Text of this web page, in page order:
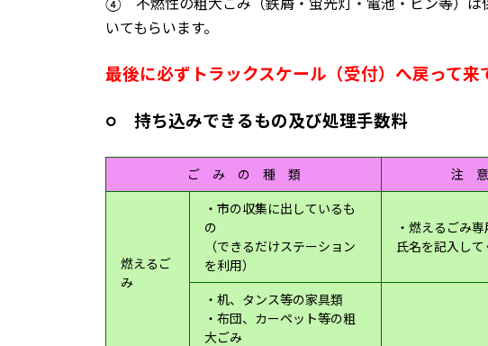
④ 不燃性の粗大ごみ（鉄屑・蛍光灯・電池・ビン等）は
いてもらいます。
最後に必ずトラックスケール（受付）へ戻って来
○ 持ち込みできるもの及び処理手数料
ご み の 種 類 注
燃えるご
み
・市の収集に出しているも
の
（できるだけステーション
を利用）
・燃えるごみ専
氏名を記入して
・机、タンス等の家具類
・布団、カーペット等の粗
大ごみ